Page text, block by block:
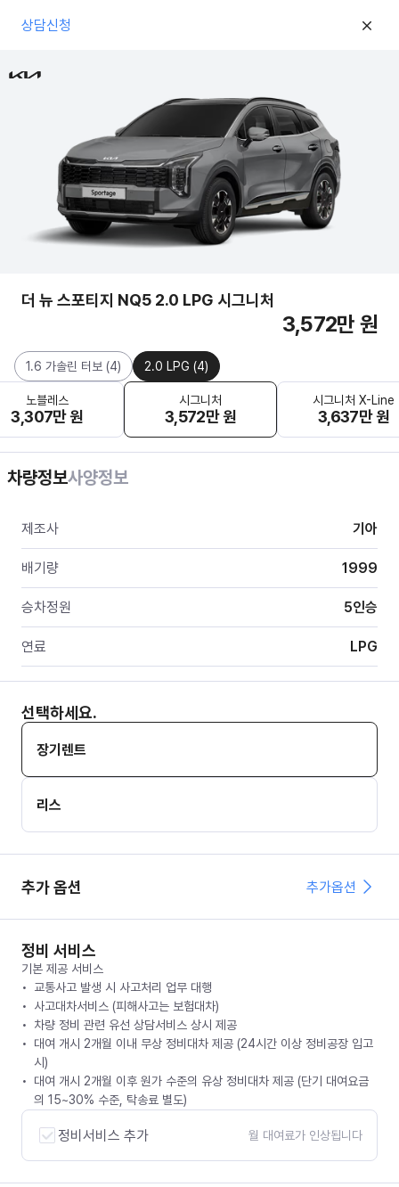
상담신청
더 뉴 스포티지 NQ5 2.0 LPG 시그니처
3,572만 원
1.6 가솔린 터보 (4) 2.0 LPG (4)
노블레스
3,307만 원
시그니처
3,572만 원
시그니처 X-Line
3,637만 원
차량정보사양정보
제조사 기아
배기량 1999
승차정원 5인승
연료 LPG
선택하세요.
장기렌트
리스
추가 옵션 추가옵션
정비 서비스
기본 제공 서비스
교통사고 발생 시 사고처리 업무 대행
사고대차서비스 (피해사고는 보험대차)
차량 정비 관련 유선 상담서비스 상시 제공
대여 개시 2개월 이내 무상 정비대차 제공 (24시간 이상 정비공장 입고
시)
대여 개시 2개월 이후 원가 수준의 유상 정비대차 제공 (단기 대여요금
의 15~30% 수준, 탁송료 별도)
정비서비스 추가 월 대여료가 인상됩니다